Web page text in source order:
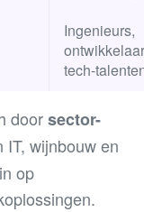
Ingenieurs,
tech-
doorsector-
IT, wijnbouw en
op